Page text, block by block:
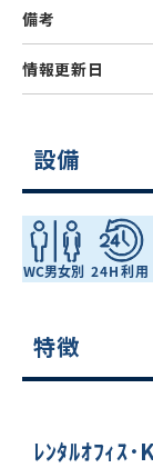
備考
情報更新日
設備
特徴
ﾚﾝﾀﾙｵﾌｨｽ